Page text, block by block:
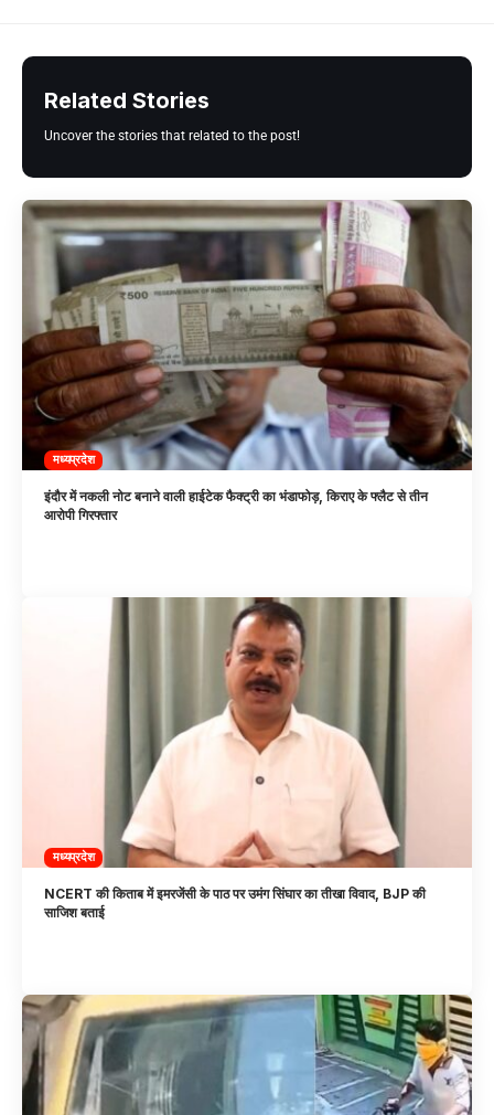
Related Stories
Uncover the stories that related to the post!
मध्यप्रदेश
इंदौर में नकली नोट बनाने वाली हाईटेक फैक्ट्री का भंडाफोड़, किराए के फ्लैट से तीन
आरोपी गिरफ्तार
मध्यप्रदेश
NCERT की किताब में इमरजेंसी के पाठ पर उमंग सिंघार का तीखा विवाद, BJP की
साजिश बताई